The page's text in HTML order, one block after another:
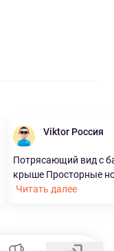
Viktor Россия
Потрясающий вид с
крыше Просторные
Читать далее